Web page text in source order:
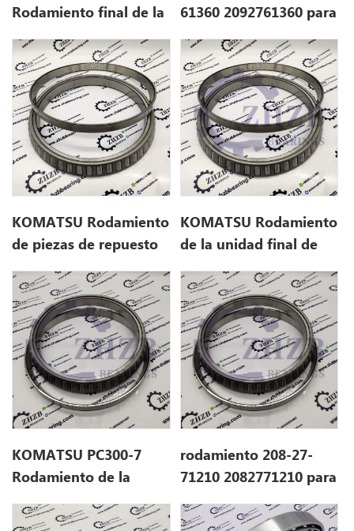
Rodamiento final de la
2092761360
61360 2092761360 para
KOMATSU Rodamiento
de piezas de repuesto
2092761360 para
PC700LC-8E0
KOMATSU Rodamiento
de la unidad final de
71210 2082771210 para
PC300-7
KOMATSU PC300-7
Rodamiento de la
71210 2082771210
rodamiento 208-27-
71210 2082771210 para